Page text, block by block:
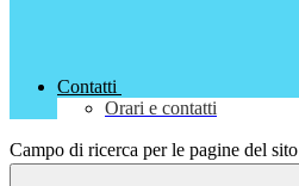
Contatti
Orari e contatti
Campo di ricerca per le pagine del sito